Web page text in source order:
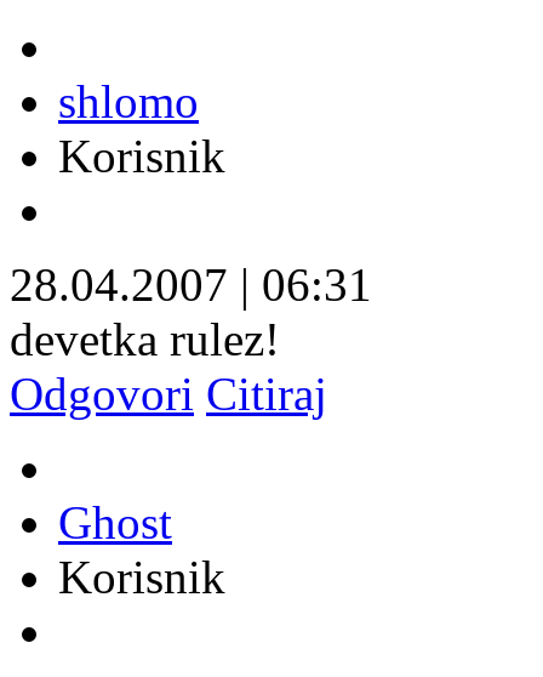
shlomo
Korisnik
28.04.2007 | 06:31
devetka rulez!
Odgovori Citiraj
Ghost
Korisnik